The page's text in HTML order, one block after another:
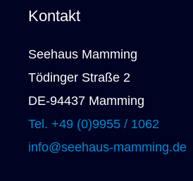
Kontakt
Seehaus Mamming
Tödinger Straße 2
DE-94437 Mamming
Tel. +49 (0)9955 / 1062
info@seehaus-mamming.de